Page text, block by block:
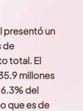
presentó un
de
total. El
millones
del
que es de